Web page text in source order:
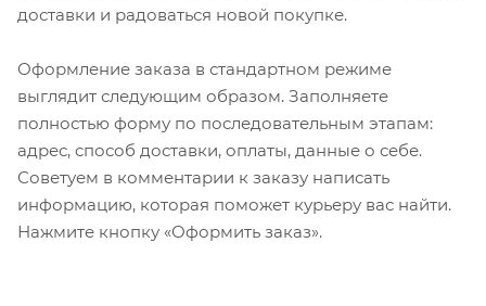
доставки и радоваться новой покупке.
Оформление заказа в стандартном режиме
выглядит следующим образом. Заполняете
полностью форму по последовательным этапам:
адрес, способ доставки, оплаты, данные о себе.
Советуем в комментарии к заказу написать
информацию, которая поможет курьеру вас найти.
Нажмите кнопку «Оформить заказ».